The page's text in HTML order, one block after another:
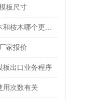
板尺寸
建筑模板什么木的好？松木和桉木哪个更好？
家报价
板出口业务程序
用次数有关